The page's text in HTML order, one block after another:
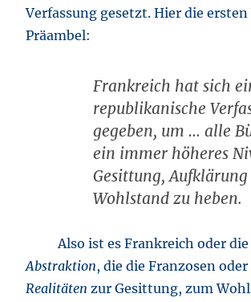
Verfassung gesetzt. Hier die
Präambel:
Frankreich hat sich
republikanische
gegeben, um … alle
ein immer höheres
Gesittung,
Wohlstand zu heben.
Also ist es Frankreich oder die
Abstraktion, die die Franzosen oder
Realitäten zur Gesittung, zum